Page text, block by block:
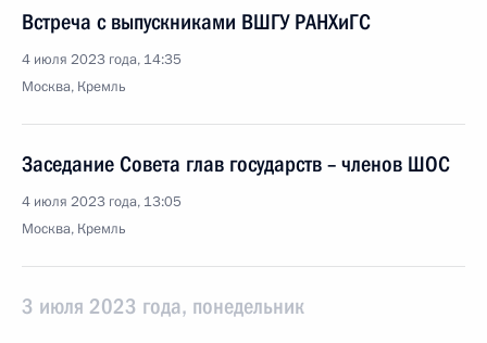
Встреча с выпускниками ВШГУ РАНХиГС
4 июля 2023 года, 14:35
Москва, Кремль
Заседание Совета глав государств – членов ШОС
4 июля 2023 года, 13:05
Москва, Кремль
3 июля 2023 года, понедельник